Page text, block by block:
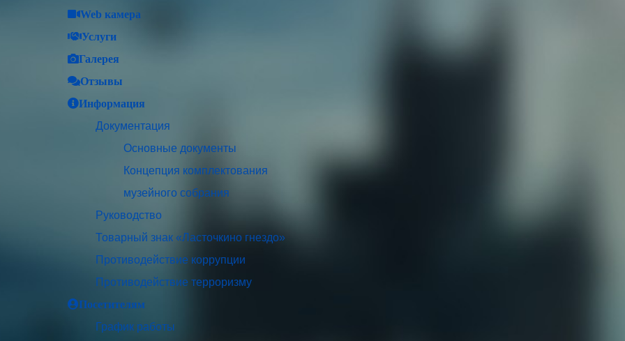
Web камера
Услуги
Галерея
Отзывы
Информация
Документация
Основные документы
Концепция комплектования
музейного собрания
Руководство
Товарный знак «Ласточкино гнездо»
Противодействие коррупции
Противодействие терроризму
Посетителям
График работы